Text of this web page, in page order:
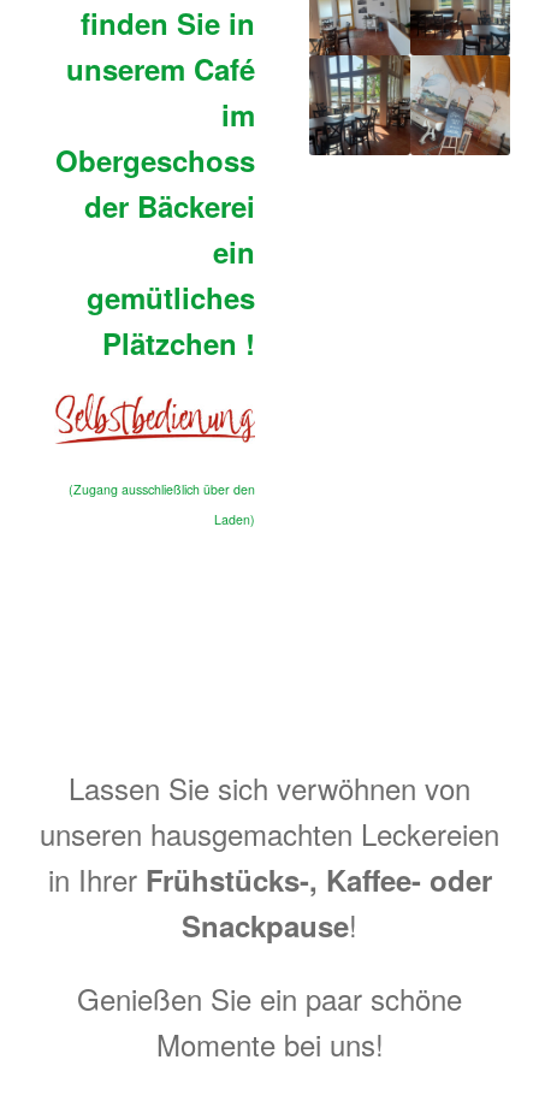
finden Sie in
unserem Café
im
Obergeschoss
der Bäckerei
ein
gemütliches
Plätzchen !
(Zugang ausschließlich über den
Laden)
Lassen Sie sich verwöhnen von
unseren hausgemachten Leckereien
in Ihrer Frühstücks-, Kaffee- oder
Snackpause!
Genießen Sie ein paar schöne
Momente bei uns!